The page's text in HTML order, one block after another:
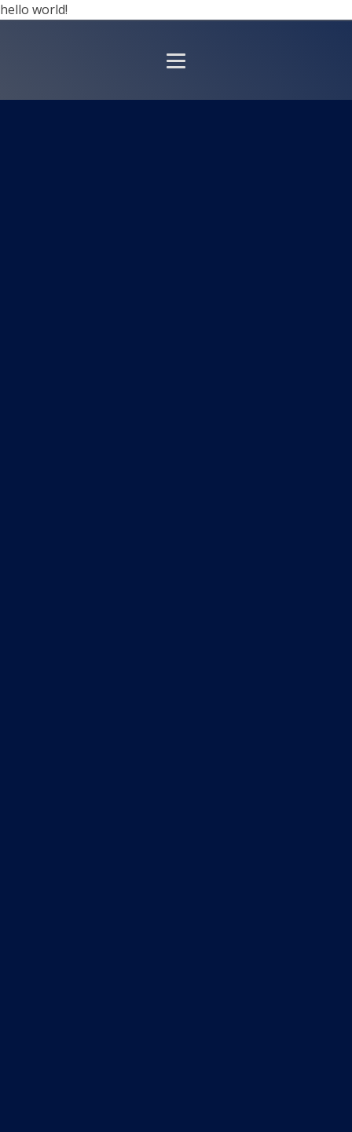
hello world!